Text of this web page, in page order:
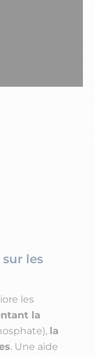
les
les
la
la
. Une aide